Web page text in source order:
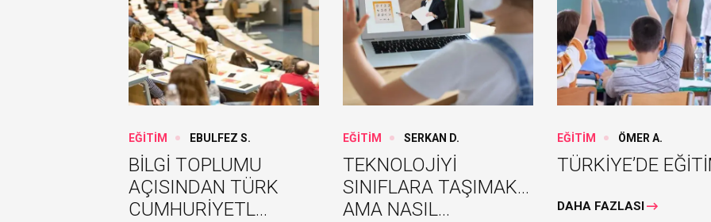
EĞİTİM EBULFEZ S.
BİLGİ TOPLUMU
AÇISINDAN TÜRK
CUMHURİYETL...
EĞİTİM SERKAN D.
TEKNOLOJİYİ
SINIFLARA TAŞIMAK…
AMA NASIL...
EĞİTİM ÖMER A.
TÜRKİYE’DE
DAHA FAZLASI